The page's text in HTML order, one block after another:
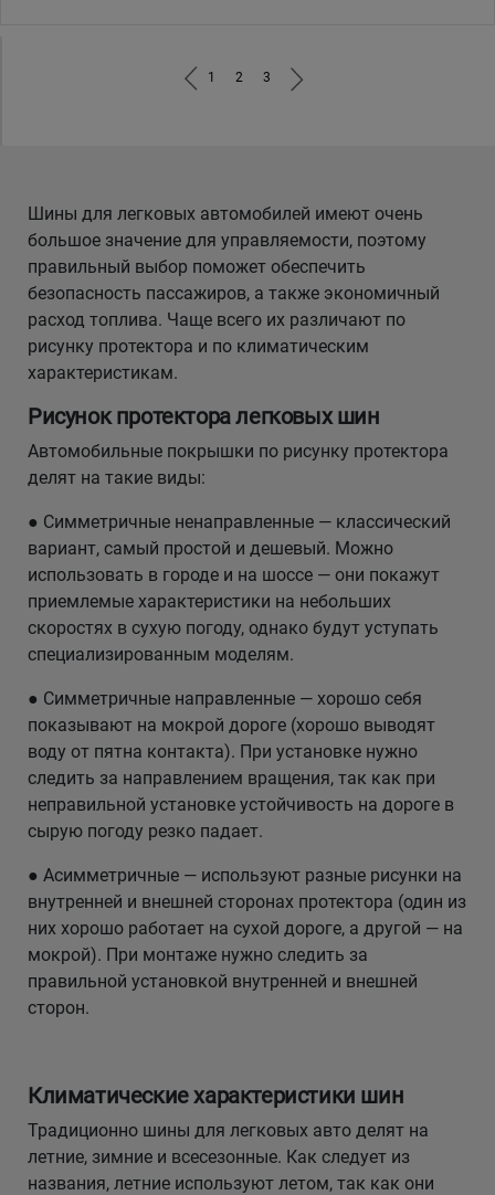
1 2 3
Шины для легковых автомобилей имеют очень
большое значение для управляемости, поэтому
правильный выбор поможет обеспечить
безопасность пассажиров, а также экономичный
расход топлива. Чаще всего их различают по
рисунку протектора и по климатическим
характеристикам.
Рисунок протектора легковых шин
Автомобильные покрышки по рисунку протектора
делят на такие виды:
● Симметричные ненаправленные — классический
вариант, самый простой и дешевый. Можно
использовать в городе и на шоссе — они покажут
приемлемые характеристики на небольших
скоростях в сухую погоду, однако будут уступать
специализированным моделям.
● Симметричные направленные — хорошо себя
показывают на мокрой дороге (хорошо выводят
воду от пятна контакта). При установке нужно
следить за направлением вращения, так как при
неправильной установке устойчивость на дороге в
сырую погоду резко падает.
● Асимметричные — используют разные рисунки на
внутренней и внешней сторонах протектора (один из
них хорошо работает на сухой дороге, а другой — на
мокрой). При монтаже нужно следить за
правильной установкой внутренней и внешней
сторон.
Климатические характеристики шин
Традиционно шины для легковых авто делят на
летние, зимние и всесезонные. Как следует из
названия, летние используют летом, так как они